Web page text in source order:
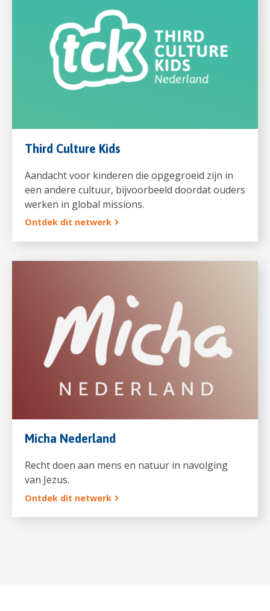
Third Culture Kids
Aandacht voor kinderen die opgegroeid zijn in
een andere cultuur, bijvoorbeeld doordat ouders
werken in global missions.
Ontdek dit netwerk
Micha Nederland
Recht doen aan mens en natuur in navolging
van Jezus.
Ontdek dit netwerk